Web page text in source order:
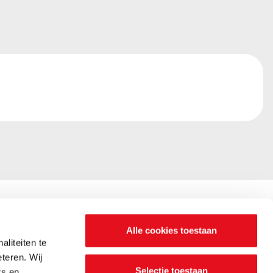
te
Wij
Alle cookies toestaan
Selectie toestaan
Wij zijn